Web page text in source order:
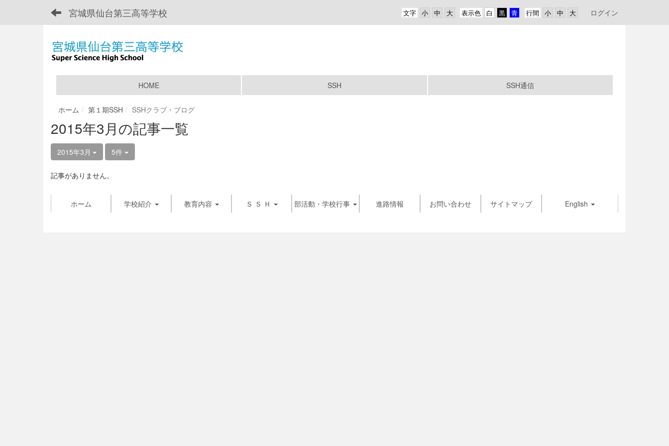
宮城県仙台第三高等学校 行間
表示色
文字 ログイン
HOME SSH SSH通信
ホーム 第１期SSH SSHクラブ・ブログ
2015年3月の記事一覧
2015年3月 5件
記事がありません。
ホーム 学校紹介 教育内容 Ｓ Ｓ Ｈ 部活動・学校行事 進路情報 お問い合わせ サイトマップ English